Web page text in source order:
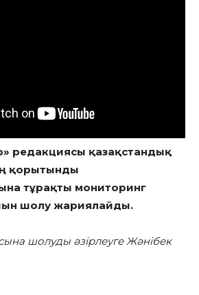
редакциясы қазақстандық
қорытынды
тұрақты мониторинг
шолу жариялайды.
шолуды әзірлеуге Жәнібек